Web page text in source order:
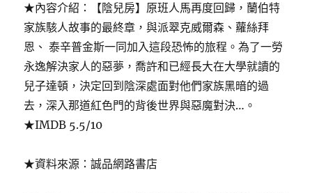
★內容介紹：【陰兒房】原班人馬再度回歸，蘭伯特
家族駭人故事的最終章，與派翠克威爾森、蘿絲拜
恩、 泰辛普金斯一同加入這段恐怖的旅程。為了一勞
永逸解決家人的惡夢，喬許和已經長大在大學就讀的
兒子達頓，決定回到陰深處面對他們家族黑暗的過
去，深入那道紅色門的背後世界與惡魔對決…。
★IMDB 5.5/10
★資料來源：誠品網路書店